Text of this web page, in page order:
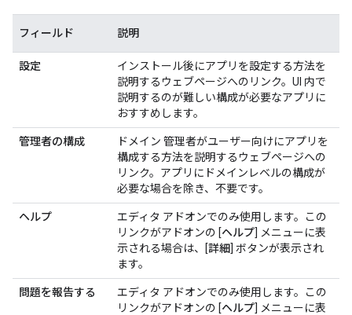
フィールド 説明
設定
インストール後にアプリを設定する方法を
説明するウェブページへのリンク。UI 内で
説明するのが難しい構成が必要なアプリに
おすすめします。
管理者の構成
ドメイン 管理者がユーザー向けにアプリを
構成する方法を説明するウェブページへの
リンク。アプリにドメインレベルの構成が
必要な場合を除き、不要です。
ヘルプ
エディタ アドオンでのみ使用します。この
リンクがアドオンの [ヘルプ] メニューに表
示される場合は、[詳細] ボタンが表示され
ます。
問題を報告する
エディタ アドオンでのみ使用します。この
リンクがアドオンの [ヘルプ] メニューに表